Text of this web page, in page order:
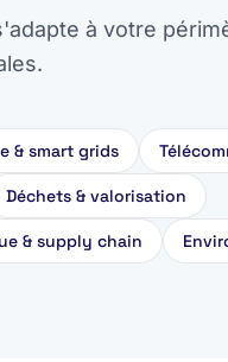
à votre
& smart grids
Déchets & valorisation
& supply chain